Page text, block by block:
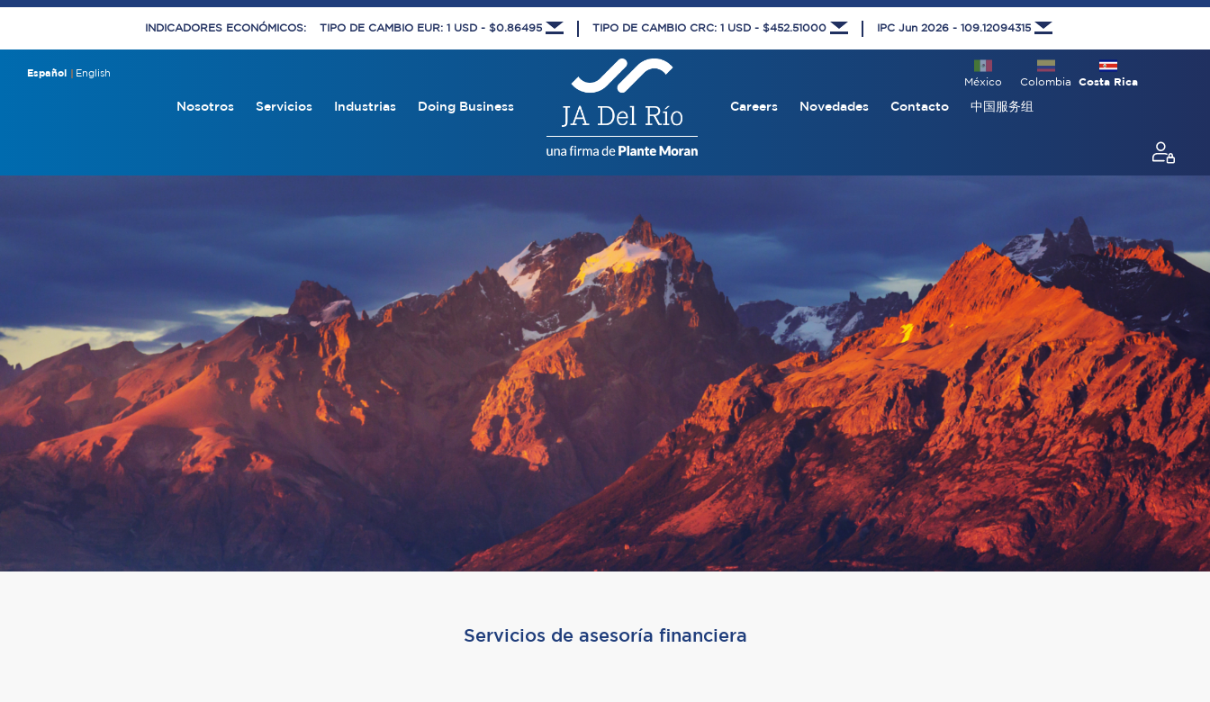
INDICADORES ECONÓMICOS: TIPO DE CAMBIO EUR: 1 USD - $0.86495 TIPO DE CAMBIO CRC: 1 USD - $452.51000 IPC Jun 2026 - 109.12094315
Español English
Costa Rica
Colombia
México
Nosotros Servicios Industrias Doing Business Careers Novedades Contacto 中国服务组
Servicios de asesoría financiera